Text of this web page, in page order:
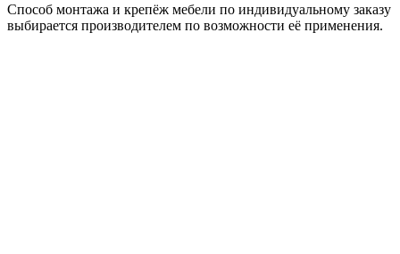
Способ монтажа и крепёж мебели по индивидуальному заказу
выбирается производителем по возможности её применения.